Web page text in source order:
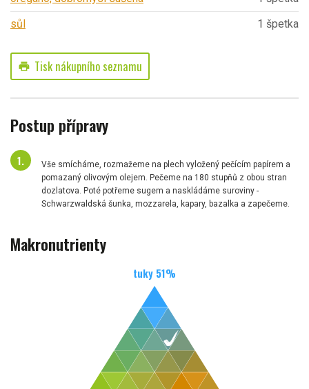
sůl
1 špetka
print Tisk nákupního seznamu
Postup přípravy
Vše smícháme, rozmažeme na plech vyložený pečícím papírem a
pomazaný olivovým olejem. Pečeme na 180 stupňů z obou stran
dozlatova. Poté potřeme sugem a naskládáme suroviny -
Schwarzwaldská šunka, mozzarela, kapary, bazalka a zapečeme.
Makronutrienty
tuky 51%